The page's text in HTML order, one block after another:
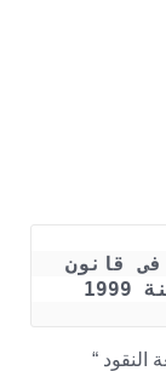
النقود “